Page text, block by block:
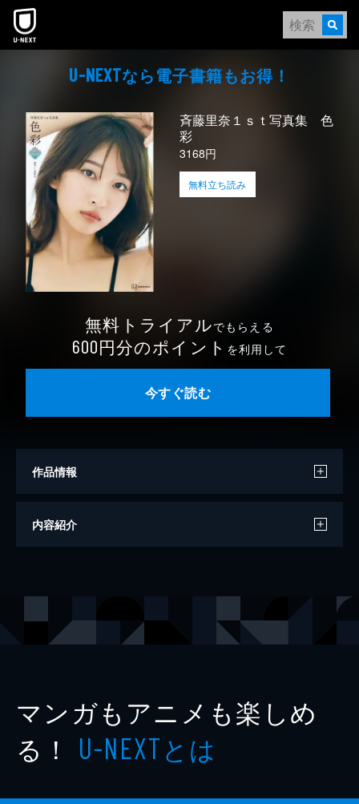
本文へスキップ
U-NEXTなら電⼦書籍もお得！
斉藤里奈１ｓｔ写真集 色
彩
3168円
無料立ち読み
無料トライアルでもらえる
600円分のポイント を利用して
今すぐ読む
作品情報
撮影
内容紹介
マンガもアニメも楽しめ
る！ U-NEXTとは